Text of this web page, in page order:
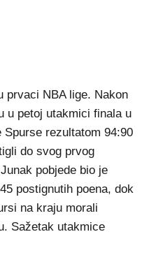
prvaci NBA lige. Nakon
u petoj utakmici finala u
Spurse rezultatom 94:90
do svog prvog
pobjede bio je
postignutih poena, dok
na kraju morali
Sažetak utakmice